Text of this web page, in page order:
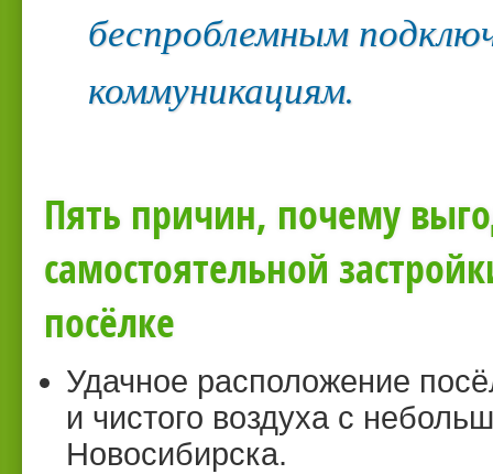
беспроблемным
коммуникациям.
Пять причин, почему
самостоятельной
посёлке
Удачное расположение
и чистого воздуха с
Новосибирска.